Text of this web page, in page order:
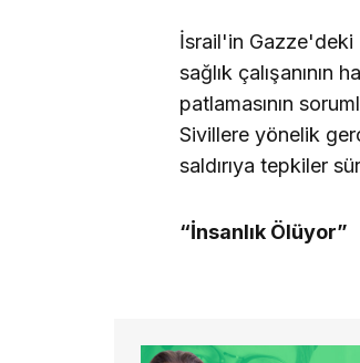
İsrail'in Gazze'deki
sağlık çalışanının
patlamasının
Sivillere yönelik
saldırıya tepkiler
“İnsanlık Ölüyor”